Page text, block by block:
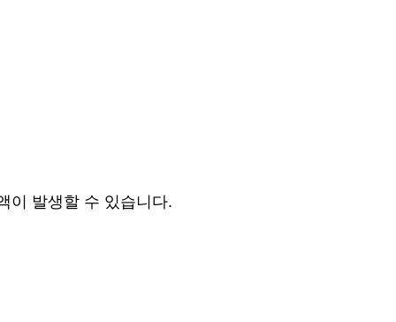
이 발생할 수 있습니다.